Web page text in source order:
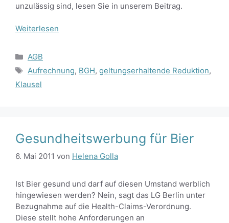
unzulässig sind, lesen Sie in unserem Beitrag.
Weiterlesen
Kategorien
AGB
Schlagwörter
Aufrechnung, BGH, geltungserhaltende Reduktion,
Klausel
Gesundheitswerbung für Bier
6. Mai 2011 von Helena Golla
Ist Bier gesund und darf auf diesen Umstand werblich
hingewiesen werden? Nein, sagt das LG Berlin unter
Bezugnahme auf die Health-Claims-Verordnung.
Diese stellt hohe Anforderungen an